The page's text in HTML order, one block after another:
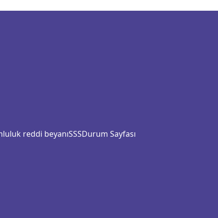
reddi beyanıSSSDurum Sayfası